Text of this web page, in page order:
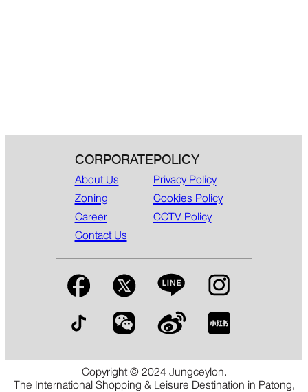
CORPORATE
About Us
Zoning
Career
Contact Us
POLICY
Privacy Policy
Cookies Policy
CCTV Policy
Copyright © 2024 Jungceylon.
The International Shopping & Leisure Destination in Patong,